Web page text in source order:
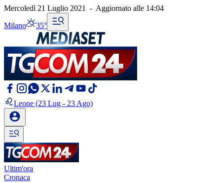
Mercoledì 21 Luglio 2021 - Aggiornato alle 14:04
Milano 35°
Leone (23 Lug - 23 Ago)
Ultim'ora
Cronaca